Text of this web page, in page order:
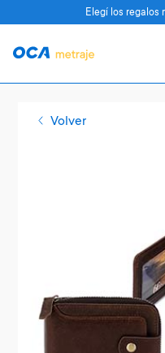
Volver
Elegí los regalos